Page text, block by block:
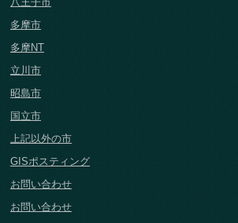
多摩市
多摩NT
立川市
昭島市
国立市
上記以外の市
GISポスティング
お問い合わせ
お問い合わせ